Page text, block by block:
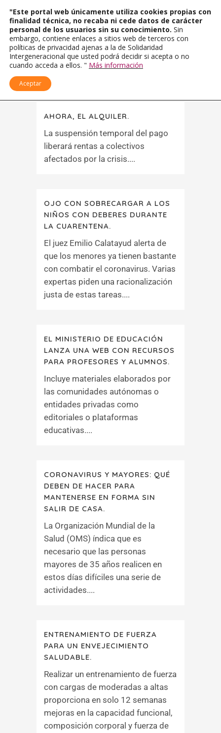
AHORA, EL ALQUILER.
La suspensión temporal del pago
liberará rentas a colectivos
afectados por la crisis....
OJO CON SOBRECARGAR A LOS
NIÑOS CON DEBERES DURANTE
LA CUARENTENA.
El juez Emilio Calatayud alerta de
que los menores ya tienen bastante
con combatir el coronavirus. Varias
expertas piden una racionalización
justa de estas tareas....
EL MINISTERIO DE EDUCACIÓN
LANZA UNA WEB CON RECURSOS
PARA PROFESORES Y ALUMNOS.
Incluye materiales elaborados por
las comunidades autónomas o
entidades privadas como
editoriales o plataformas
educativas....
CORONAVIRUS Y MAYORES: QUÉ
DEBEN DE HACER PARA
MANTENERSE EN FORMA SIN
SALIR DE CASA.
La Organización Mundial de la
Salud (OMS) índica que es
necesario que las personas
mayores de 35 años realicen en
estos días difíciles una serie de
actividades....
ENTRENAMIENTO DE FUERZA
PARA UN ENVEJECIMIENTO
SALUDABLE.
Realizar un entrenamiento de fuerza
con cargas de moderadas a altas
proporciona en solo 12 semanas
mejoras en la capacidad funcional,
composición corporal y fuerza de
"Este portal web únicamente utiliza cookies propias con
finalidad técnica, no recaba ni cede datos de carácter
personal de los usuarios sin su conocimiento. Sin
embargo, contiene enlaces a sitios web de terceros con
políticas de privacidad ajenas a la de Solidaridad
Intergeneracional que usted podrá decidir si acepta o no
cuando acceda a ellos. " Más información
Aceptar